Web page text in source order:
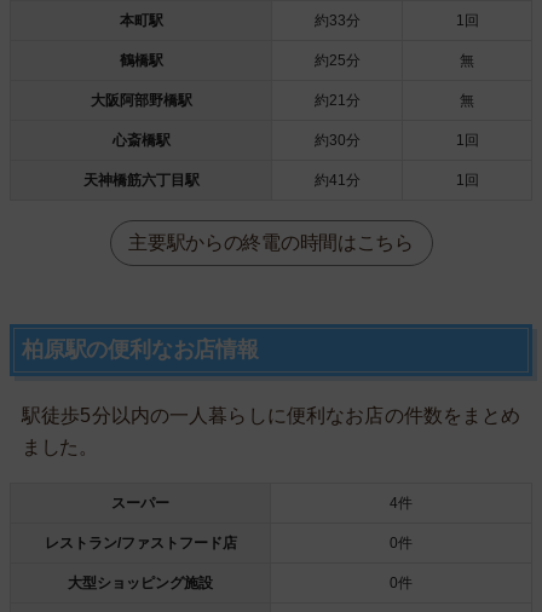
本町駅 約33分 1回
鶴橋駅 約25分 無
大阪阿部野橋駅 約21分 無
心斎橋駅 約30分 1回
天神橋筋六丁目駅 約41分 1回
主要駅からの終電の時間はこちら
柏原駅の便利なお店情報
駅徒歩5分以内の一人暮らしに便利なお店の件数をまとめ
ました。
スーパー 4件
レストラン/ファストフード店 0件
大型ショッピング施設 0件